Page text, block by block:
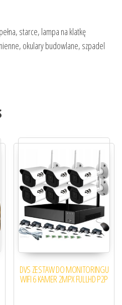
starce, lampa na klatkę
okulary budowlane, szpadel
DVS ZESTAW DO MONITORINGU
WIFI 6 KAMER 2MPX FULLHD P2P